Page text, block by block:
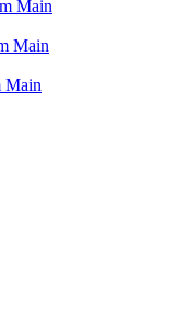
Main
Main
Main